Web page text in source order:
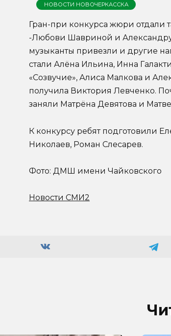
НОВОСТИ НОВОЧЕРКАССКА
Гран-при конкурса жюри отдали
-Любови Шавриной и Александру
музыканты привезли и другие
стали Алёна Ильина, Инна
«Созвучие», Алиса Малкова и
получила Виктория Левченко.
заняли Матрёна Девятова и
К конкурсу ребят подготовили
Николаев, Роман Слесарев.
Фото: ДМШ имени Чайковского
Новости СМИ2